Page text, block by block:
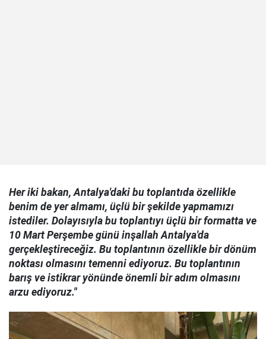
Her iki bakan, Antalya'daki bu toplantıda özellikle
benim de yer almamı, üçlü bir şekilde yapmamızı
istediler. Dolayısıyla bu toplantıyı üçlü bir formatta ve
10 Mart Perşembe günü inşallah Antalya'da
gerçekleştireceğiz. Bu toplantının özellikle bir dönüm
noktası olmasını temenni ediyoruz. Bu toplantının
barış ve istikrar yönünde önemli bir adım olmasını
arzu ediyoruz."